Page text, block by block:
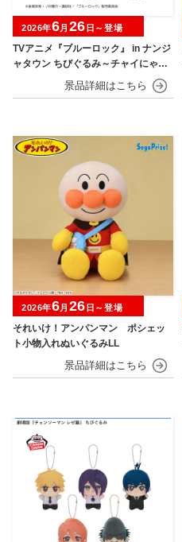
TVアニメ『ブルーロック』 in ナンジ
ャタウン ちびぐるみ～チャイにゃFe
2026年6月 26 日～登場
それいけ！アンパンマン ポシェッ
ト小物入れぬいぐるみLL
2026年6月 26 日～登場